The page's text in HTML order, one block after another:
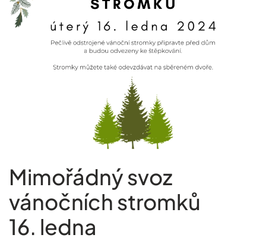
Mimořádný svoz
vánočních stromků
16. ledna